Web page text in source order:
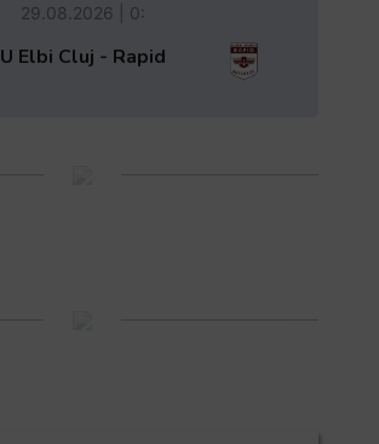
29.08.2026 | 0:
U Elbi Cluj - Rapid